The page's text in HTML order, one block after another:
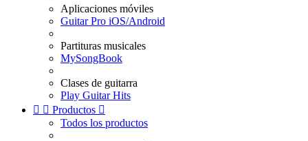
Aplicaciones móviles
Guitar Pro iOS/Android
Partituras musicales
MySongBook
Clases de guitarra
Play Guitar Hits
  Productos 
Todos los productos